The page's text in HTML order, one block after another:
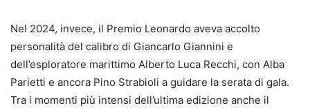
Nel 2024, invece, il Premio Leonardo aveva accolto
personalità del calibro di Giancarlo Giannini e
dell’esploratore marittimo Alberto Luca Recchi, con Alba
Parietti e ancora Pino Strabioli a guidare la serata di gala.
Tra i momenti più intensi dell’ultima edizione anche il